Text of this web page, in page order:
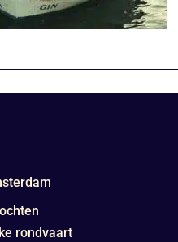
rondvaart